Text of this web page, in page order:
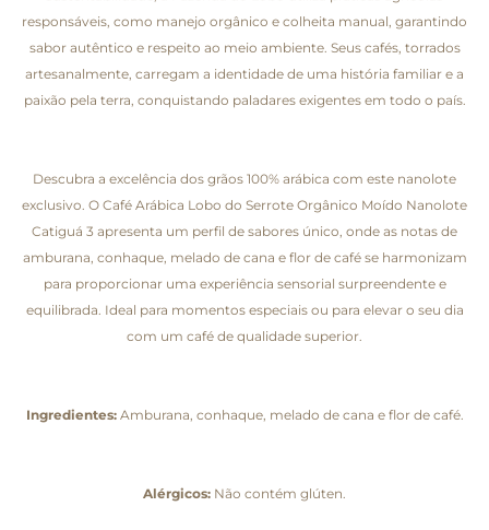
responsáveis, como manejo orgânico e colheita manual, garantindo
sabor autêntico e respeito ao meio ambiente. Seus cafés, torrados
artesanalmente, carregam a identidade de uma história familiar e a
paixão pela terra, conquistando paladares exigentes em todo o país.
Descubra a excelência dos grãos 100% arábica com este nanolote
exclusivo. O Café Arábica Lobo do Serrote Orgânico Moído Nanolote
Catiguá 3 apresenta um perfil de sabores único, onde as notas de
amburana, conhaque, melado de cana e flor de café se harmonizam
para proporcionar uma experiência sensorial surpreendente e
equilibrada. Ideal para momentos especiais ou para elevar o seu dia
com um café de qualidade superior.
Ingredientes:Amburana, conhaque, melado de cana e flor de café.
Alérgicos: Não contém glúten.